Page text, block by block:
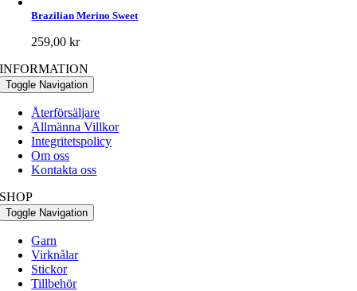
Brazilian Merino Sweet
259,00kr
INFORMATION
Toggle Navigation
Återförsäljare
Allmänna Villkor
Integritetspolicy
Om oss
Kontakta oss
SHOP
Toggle Navigation
Garn
Virknålar
Stickor
Tillbehör